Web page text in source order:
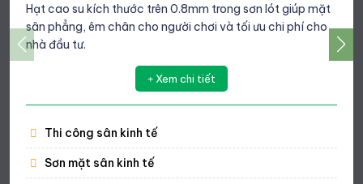
Hạt cao su kích thước trên 0.8mm trong sơn lót giúp mặt
sân phẳng, êm chân cho người chơi và tối ưu chi phí cho
Xem chi tiết
Thi công sân kinh tế
Sơn mặt sân kinh tế